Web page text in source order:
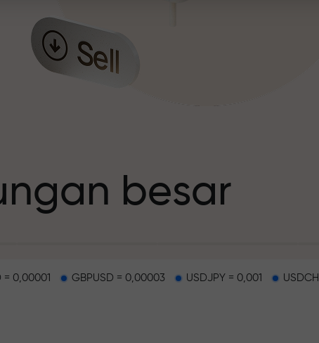
besar
= 0,00001 GBPUSD = 0,00003 USDJPY = 0,001